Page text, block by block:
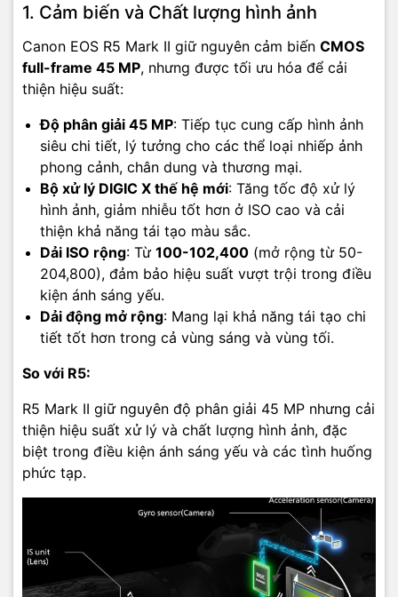
1. Cảm biến và Chất lượng hình ảnh
Canon EOS R5 Mark II giữ nguyên cảm biến CMOS
full-frame 45 MP, nhưng được tối ưu hóa để cải
thiện hiệu suất:
Độ phân giải 45 MP: Tiếp tục cung cấp hình ảnh
siêu chi tiết, lý tưởng cho các thể loại nhiếp ảnh
phong cảnh, chân dung và thương mại.
Bộ xử lý DIGIC X thế hệ mới: Tăng tốc độ xử lý
hình ảnh, giảm nhiễu tốt hơn ở ISO cao và cải
thiện khả năng tái tạo màu sắc.
Dải ISO rộng: Từ 100-102,400 (mở rộng từ 50-
204,800), đảm bảo hiệu suất vượt trội trong điều
kiện ánh sáng yếu.
Dải động mở rộng: Mang lại khả năng tái tạo chi
tiết tốt hơn trong cả vùng sáng và vùng tối.
So với R5:
R5 Mark II giữ nguyên độ phân giải 45 MP nhưng cải
thiện hiệu suất xử lý và chất lượng hình ảnh, đặc
biệt trong điều kiện ánh sáng yếu và các tình huống
phức tạp.